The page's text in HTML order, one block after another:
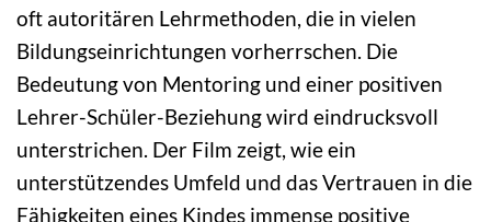
oft autoritären Lehrmethoden, die in vielen
Bildungseinrichtungen vorherrschen. Die
Bedeutung von Mentoring und einer positiven
Lehrer-Schüler-Beziehung wird eindrucksvoll
unterstrichen. Der Film zeigt, wie ein
unterstützendes Umfeld und das Vertrauen in die
Fähigkeiten eines Kindes immense positive